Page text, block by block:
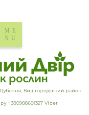
Вишгородський район
+380988691327 Viber
ME
NU